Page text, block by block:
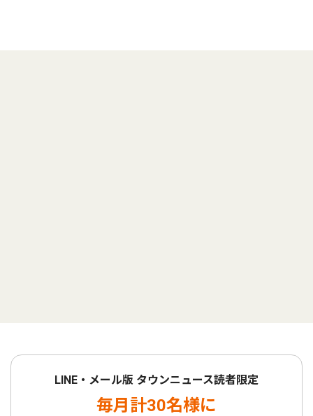
LINE・メール版 タウンニュース読者限定
毎月計30名様に